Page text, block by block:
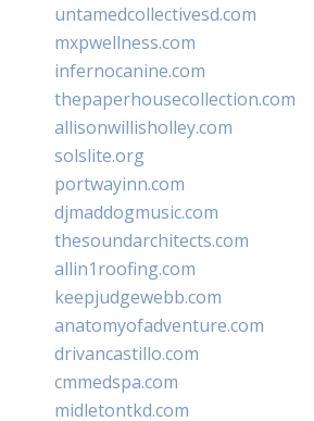
untamedcollectivesd.com
mxpwellness.com
infernocanine.com
thepaperhousecollection.com
allisonwillisholley.com
solslite.org
portwayinn.com
djmaddogmusic.com
thesoundarchitects.com
allin1roofing.com
keepjudgewebb.com
anatomyofadventure.com
drivancastillo.com
cmmedspa.com
midletontkd.com